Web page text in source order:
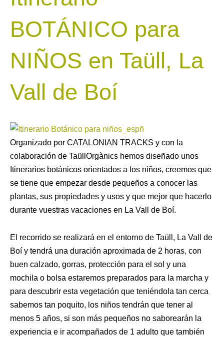
BOTÁNICO para
NIÑOS en Taüll, La
Vall de Boí
Organizado por CATALONIAN TRACKS y con la
colaboración de TaüllOrgànics hemos diseñado unos
Itinerarios botánicos orientados a los niños, creemos que
se tiene que empezar desde pequeños a conocer las
plantas, sus propiedades y usos y que mejor que hacerlo
durante vuestras vacaciones en La Vall de Boí.
El recorrido se realizará en el entorno de Taüll, La Vall de
Boí y tendrá una duración aproximada de 2 horas, con
buen calzado, gorras, protección para el sol y una
mochila o bolsa estaremos preparados para la marcha y
para descubrir esta vegetación que teniéndola tan cerca
sabemos tan poquito, los niños tendrán que tener al
menos 5 años, si son más pequeños no saborearán la
experiencia e ir acompañados de 1 adulto que también